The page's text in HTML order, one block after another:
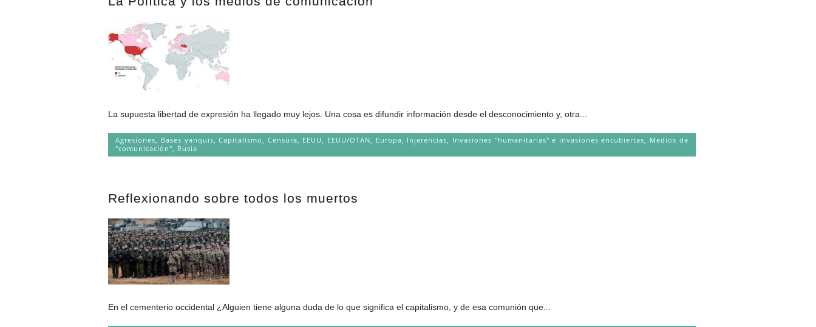
La supuesta libertad de expresión ha llegado muy lejos. Una cosa es difundir información desde el desconocimiento y, otra...
Agresiones, Bases yanquis,Capitalismo, Censura, EEUU, EEUU/OTAN, Europa, Injerencias, Invasiones "humanitarias" e invasiones encubiertas, Medios de
"comunicación", Rusia
Reflexionando sobre todos los muertos
En el cementerio occidental ¿Alguien tiene alguna duda de lo que significa el capitalismo, y de esa comunión que...